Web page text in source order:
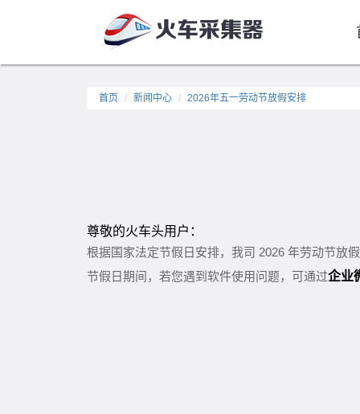
首页 新闻中心 2026年五一劳动节放假安排
尊敬的火车头用户：
根据国家法定节假日安排，我司 2026 年劳动节放
节假日期间，若您遇到软件使用问题，可通过企业